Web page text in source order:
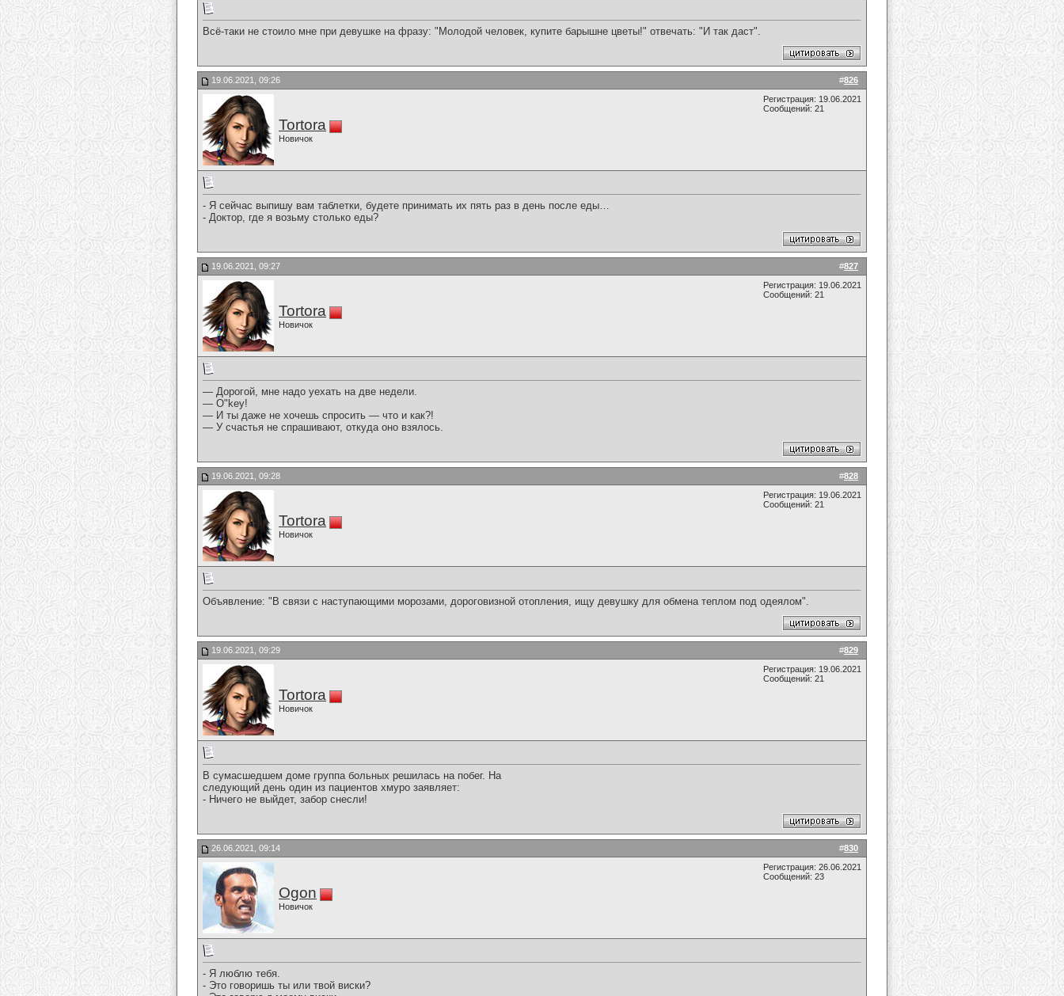
Всё-таки не стоило мне при девушке на фразу: "Молодой человек, купите барышне цветы!" отвечать: "И так даст".
#826
19.06.2021, 09:26
Tortora
Новичок
Регистрация: 19.06.2021
Сообщений: 21
- Я сейчас выпишу вам таблетки, будете принимать их пять раз в день после еды…
- Доктор, где я возьму столько еды?
#827
19.06.2021, 09:27
Tortora
Новичок
Регистрация: 19.06.2021
Сообщений: 21
— Дорогой, мне надо уехать на две недели.
— О"kеу!
— И ты даже не хочешь спросить — что и как?!
— У счастья не спрашивают, откуда оно взялось.
#828
19.06.2021, 09:28
Tortora
Новичок
Регистрация: 19.06.2021
Сообщений: 21
Объявление: "В связи с наступающими морозами, дороговизной отопления, ищу девушку для обмена теплом под одеялом".
#829
19.06.2021, 09:29
Tortora
Новичок
Регистрация: 19.06.2021
Сообщений: 21
В сумасшедшем доме группа больных решилась на побег. На
следующий день один из пациентов хмуро заявляет:
- Ничего не выйдет, забор снесли!
#830
26.06.2021, 09:14
Ogon
Новичок
Регистрация: 26.06.2021
Сообщений: 23
- Я люблю тебя.
- Это говоришь ты или твой виски?